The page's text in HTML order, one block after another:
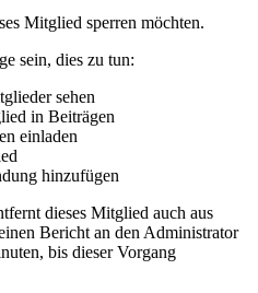
Mitglied sperren möchten.
sein, dies zu tun:
sehen
in Beiträgen
einladen
hinzufügen
dieses Mitglied auch aus
Bericht an den Administrator
bis dieser Vorgang